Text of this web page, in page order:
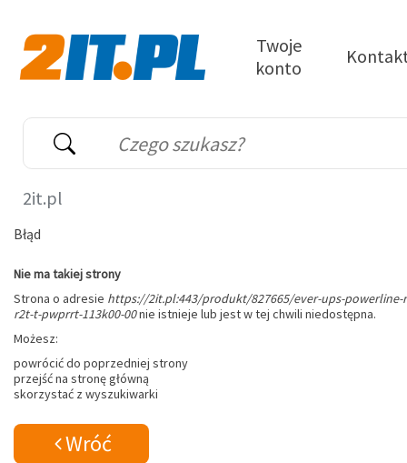
Wyszukiwarka
Słowo kluczowe
Twoje
konto
2it.pl
Błąd
Nie ma takiej strony
Strona o adresie https://2it.pl:443/produkt/827665/ever-ups-powerline-
r2t-t-pwprrt-113k00-00nie istnieje lub jest w tej chwili niedostępna.
Możesz:
powrócić do poprzedniej strony
przejść na stronę główną
skorzystać z wyszukiwarki
Wróć